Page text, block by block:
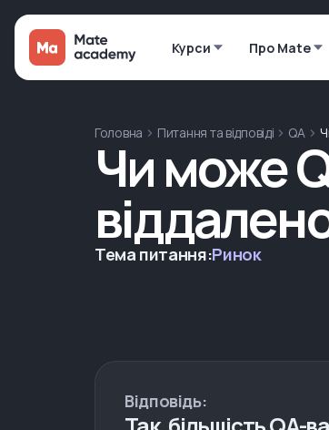
Курси Про Mate
Головна Питання та відповіді QA
Чи може
Тема питання:Ринок
Відповідь: